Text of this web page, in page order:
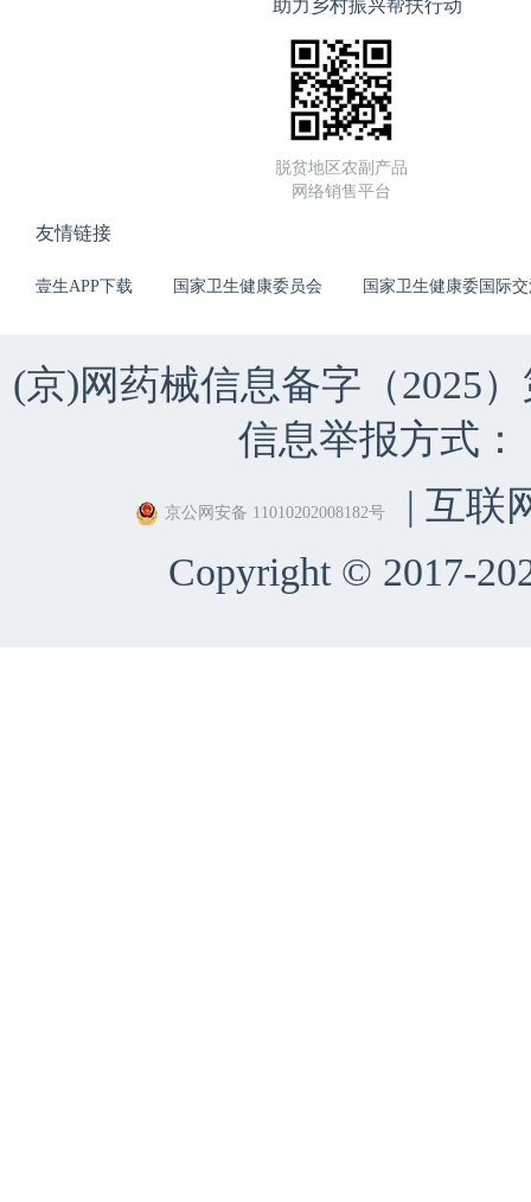
助力乡村振兴帮扶行动
脱贫地区农副产品
网络销售平台
友情链接
壹生APP下载 国家卫生健康委员会 国家卫生健康委国际
(京)网药械信息备字（2025
信息举报方式：
京公网安备 11010202008182号
| 互联
Copyright © 2017-